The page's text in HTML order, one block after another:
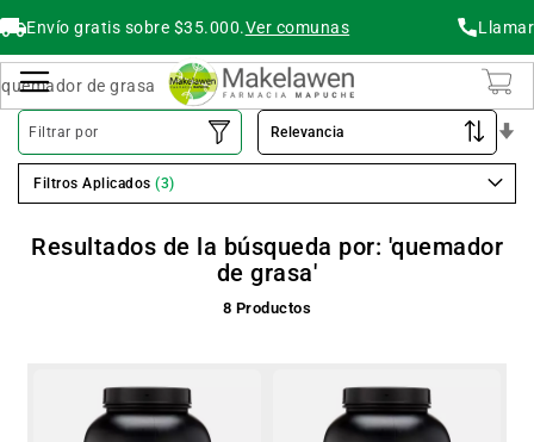
Envío gratis sobre $35.000.Ver comunas Llamar
Resultados de la búsqueda por: 'quemador
de grasa'
8 Productos
Filtrar por
Filtros Aplicados